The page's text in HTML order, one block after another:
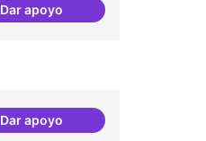
Dar apoyoBar obert, que sigui punt de
Dar apoyoEspais oberts i cuidats